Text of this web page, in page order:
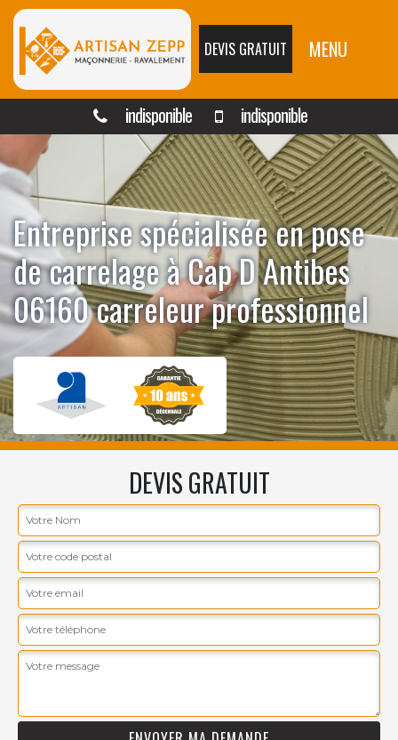
DEVIS GRATUIT MENU
indisponible indisponible
Entreprise spécialisée en pose
de carrelage à Cap D Antibes
06160 carreleur professionnel
DEVIS GRATUIT